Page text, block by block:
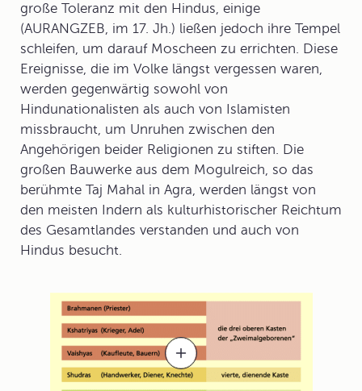
große Toleranz mit den Hindus, einige
(AURANGZEB, im 17. Jh.) ließen jedoch ihre Tempel
schleifen, um darauf Moscheen zu errichten. Diese
Ereignisse, die im Volke längst vergessen waren,
werden gegenwärtig sowohl von
Hindunationalisten als auch von Islamisten
missbraucht, um Unruhen zwischen den
Angehörigen beider Religionen zu stiften. Die
großen Bauwerke aus dem Mogulreich, so das
berühmte Taj Mahal in Agra, werden längst von
den meisten Indern als kulturhistorischer Reichtum
des Gesamtlandes verstanden und auch von
Hindus besucht.